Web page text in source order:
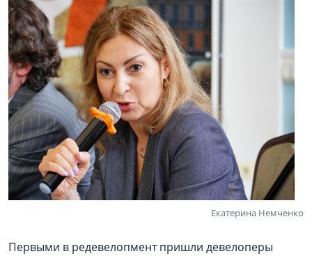
Екатерина Немченко
Первыми в редевелопмент пришли девелоперы